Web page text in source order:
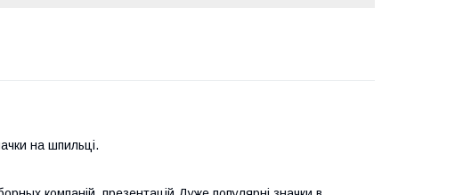
на шпильці.